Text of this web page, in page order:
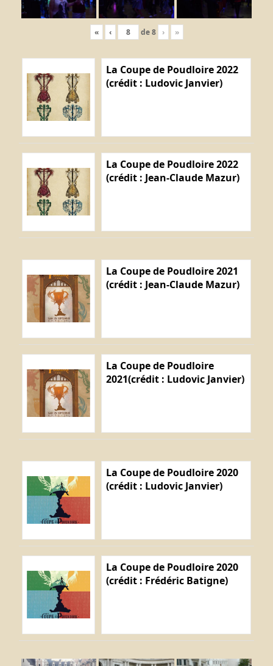
« ‹ de8 › »
La Coupe de Poudloire 2022
(crédit : Ludovic Janvier)
La Coupe de Poudloire 2022
(crédit : Jean-Claude Mazur)
La Coupe de Poudloire 2021
(crédit : Jean-Claude Mazur)
La Coupe de Poudloire
2021(crédit : Ludovic Janvier)
La Coupe de Poudloire 2020
(crédit : Ludovic Janvier)
La Coupe de Poudloire 2020
(crédit : Frédéric Batigne)